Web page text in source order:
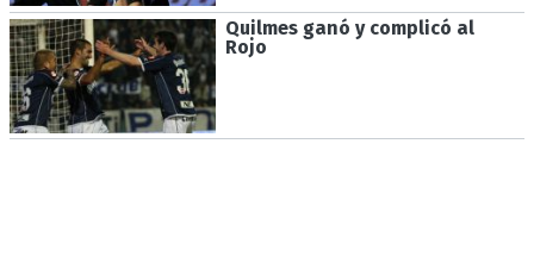
Quilmes ganó y complicó al
Rojo